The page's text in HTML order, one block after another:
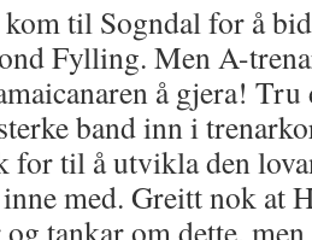
til Sogndal for å
Fylling. Men A-
å gjera!
band inn i
til å utvikla den
med. Greitt nok at
tankar om dette,